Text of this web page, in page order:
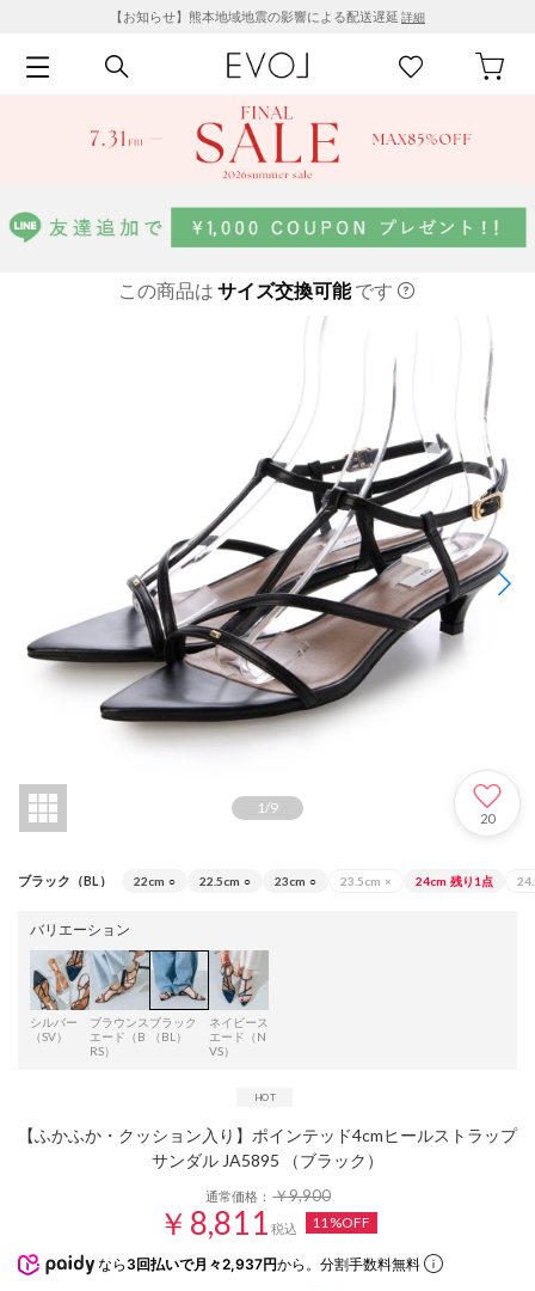
【お知らせ】熊本地域地震の影響による配送遅延 詳細
この商品は サイズ交換可能です
1 /9
20
ブラック（BL） 22cm ○ 22.5cm ○ 23cm ○ 23.5cm × 24cm 残り1点
バリエーション
シルバー
（SV）
ブラウンス
エード（B
RS）
ブラック
（BL）
ネイビース
エード（N
VS）
【ふかふか・クッション入り】ポインテッド4cmヒールストラップ
サンダル JA5895 （ブラック）
通常価格：￥9,900
￥8,811 税込 11%OFF
なら 3回払いで月々2,937円から。分割手数料無料